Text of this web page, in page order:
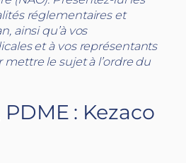
réglementaires et
ainsi qu’à vos
et à vos représentants
le sujet à l’ordre du
PDME : Kezaco